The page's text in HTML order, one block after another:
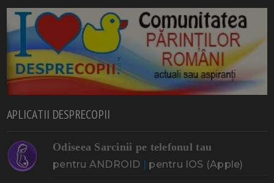
APLICATII DESPRECOPII
Odiseea Sarcinii pe telefonul tau
pentru ANDROID | pentru IOS (Apple)